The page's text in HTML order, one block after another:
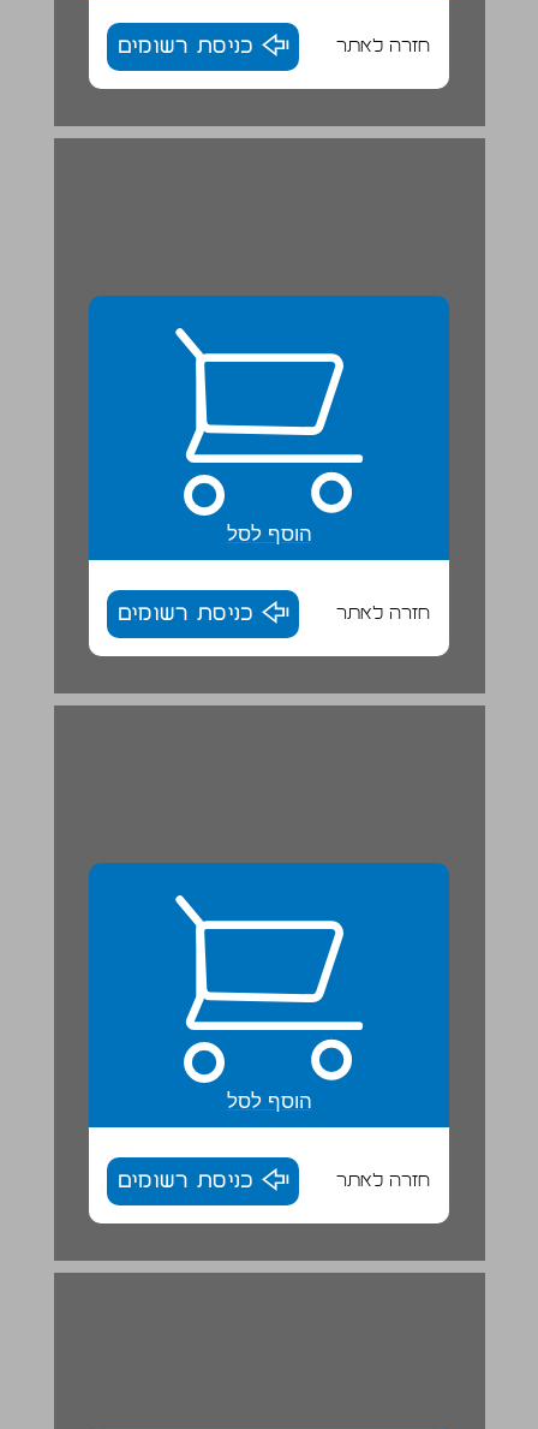
חזרה לאתר כניסת רשומים
הוסף לסל
חזרה לאתר כניסת רשומים
הוסף לסל
חזרה לאתר כניסת רשומים